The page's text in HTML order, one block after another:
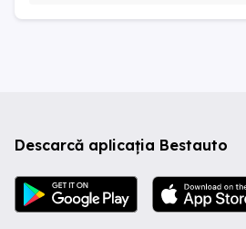
Descarcă aplicația Bestauto